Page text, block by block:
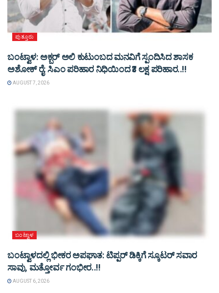
ಪುತ್ತೂರು
ಬಂಟ್ವಾಳ: ಅಕ್ಬರ್ ಅಲಿ ಕುಟುಂಬದ ಮನವಿಗೆ ಸ್ಪಂದಿಸಿದ ಶಾಸಕ
ಅಶೋಕ್ ರೈ: ಸಿಎಂ ಪರಿಹಾರ ನಿಧಿಯಿಂದ ₹3 ಲಕ್ಷ ಪರಿಹಾರ..!!
AUGUST 7, 2026
ಬಂಟ್ವಾಳ
ಬಂಟ್ವಾಳದಲ್ಲಿ ಭೀಕರ ಅಪಘಾತ: ಟಿಪ್ಪರ್ ಡಿಕ್ಕಿಗೆ ಸ್ಕೂಟರ್ ಸವಾರ
ಸಾವು, ಮತ್ತೋರ್ವ ಗಂಭೀರ..!!
AUGUST 6, 2026